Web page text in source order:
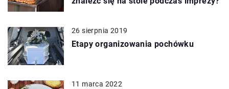
26 sierpnia 2019
Etapy organizowania pochówku
11 marca 2022